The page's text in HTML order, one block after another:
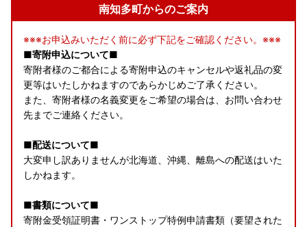
南知多町からのご案内
※※※お申込みいただく前に必ず下記をご確認ください。※※※
■寄附申込について■
寄附者様のご都合による寄附申込のキャンセルや返礼品の変
更等はいたしかねますのであらかじめご了承ください。
また、寄附者様の名義変更をご希望の場合は、お問い合わせ
先までご連絡ください。
■配送について■
大変申し訳ありませんが北海道、沖縄、離島への配送はいた
しかねます。
■書類について■
寄附金受領証明書・ワンストップ特例申請書類（要望された